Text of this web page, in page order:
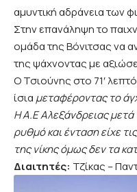
αμυντική αδράνεια των
Στην επανάληψη το
ομάδα της Βόνιτσας να
της ψάχνοντας με
Ο Τσιούνης στο 71′
ίσια μεταφέροντας το
Η Α.Ε Αλεξάνδρειας μετά
ρυθμό και ένταση είχε
της νίκης όμως δεν τα
Διαιτητές: Τζίκας –